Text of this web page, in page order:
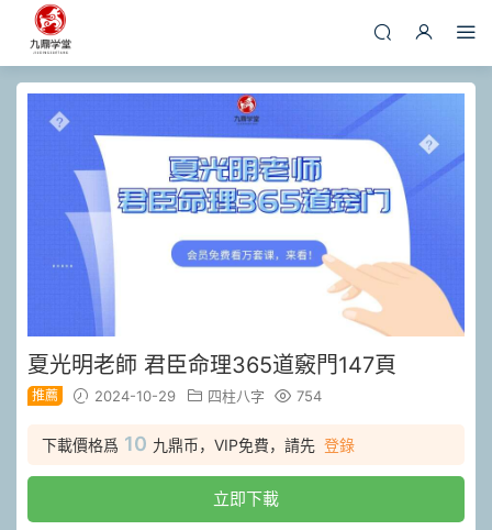
夏光明老師 君臣命理365道竅門147頁
推薦 2024-10-29 四柱八字 754
下載價格爲 10 九鼎币，VIP免費，請先 登錄
立即下載